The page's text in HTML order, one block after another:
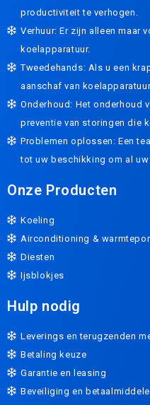
productiviteit te verhogen.
Verhuur: Er zijn alleen maar
koelapparatuur.
Tweedehands: Als u een
aanschaf van
Onderhoud: Het onderhoud
preventie van storingen die
Problemen oplossen: Een
tot uw beschikking om al
Onze Producten
Koeling
Airconditioning &
Diesten
Ijsblokjes
Hulp nodig
Leverings en terugzenden
Betaling keuze
Garantie en leasing
Beveiliging en